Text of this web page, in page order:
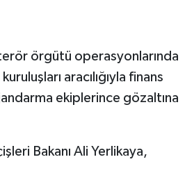
örgütü operasyonlarında
aracılığıyla finans
ekiplerince gözaltına
Bakanı Ali Yerlikaya,